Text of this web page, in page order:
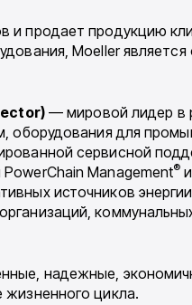
и продает продукцию
Moeller
— мировой лидер в
оборудования для
сервисной
Management®
источников
надежные,
цикла.